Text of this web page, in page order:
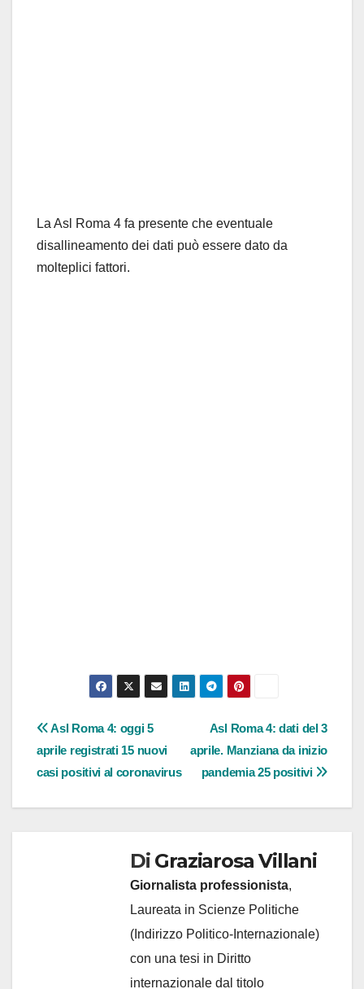
La Asl Roma 4 fa presente che eventuale
disallineamento dei dati può essere dato da
molteplici fattori.
Navigazione
articoli
Asl Roma 4: dati del 3
aprile. Manziana da inizio
pandemia 25 positivi
Asl Roma 4: oggi 5
aprile registrati 15 nuovi
casi positivi al coronavirus
Di Graziarosa Villani
Giornalista professionista,
Laureata in Scienze Politiche
(Indirizzo Politico-Internazionale)
con una tesi in Diritto
internazionale dal titolo